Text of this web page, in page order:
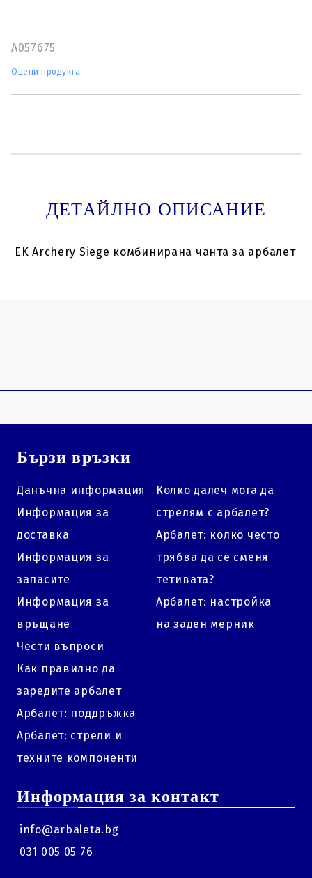
A057675
Оцени продукта
ДЕТАЙЛНО ОПИСАНИЕ
EK Archery Siege комбинирана чанта за арбалет
Бързи връзки
Данъчна информация
Информация за
доставка
Информация за
запасите
Информация за
връщане
Чести въпроси
Как правилно да
заредите арбалет
Арбалет: поддръжка
Арбалет: стрели и
техните компоненти
Колко далеч мога да
стрелям с арбалет?
Арбалет: колко често
трябва да се сменя
тетивата?
Арбалет: настройка
на заден мерник
Информация за контакт
info@arbaleta.bg
031 005 05 76